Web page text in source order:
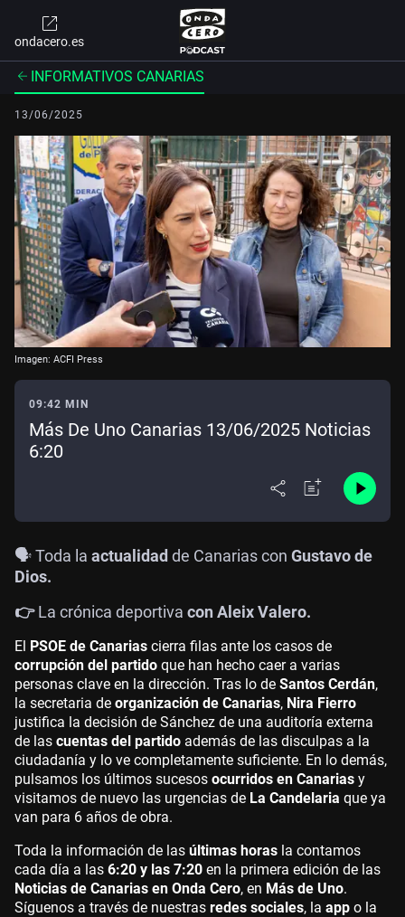
ondacero.es
INFORMATIVOS CANARIAS
13/06/2025
Imagen: ACFI Press
09:42 MIN
Más De Uno Canarias 13/06/2025 Noticias
6:20
🗣️ Toda la actualidad de Canarias con Gustavo de
Dios.
👉La crónica deportiva con Aleix Valero.
El PSOE de Canarias cierra filas ante los casos de
corrupción del partido que han hecho caer a varias
personas clave en la dirección. Tras lo de Santos Cerdán,
la secretaria de organización de Canarias, Nira Fierro
justifica la decisión de Sánchez de una auditoría externa
de las cuentas del partido además de las disculpas a la
ciudadanía y lo ve completamente suficiente. En lo demás,
pulsamos los últimos sucesos ocurridos en Canarias y
visitamos de nuevo las urgencias de La Candelaria que ya
van para 6 años de obra.
Toda la información de las últimas horas la contamos
cada día a las 6:20 y las 7:20 en la primera edición de las
Noticias de Canarias en Onda Cero, en Más de Uno.
Síguenos a través de nuestras redes sociales, la app o la